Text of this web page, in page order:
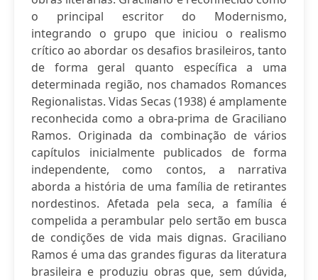
o principal escritor do Modernismo,
integrando o grupo que iniciou o realismo
crítico ao abordar os desafios brasileiros, tanto
de forma geral quanto específica a uma
determinada região, nos chamados Romances
Regionalistas. Vidas Secas (1938) é amplamente
reconhecida como a obra-prima de Graciliano
Ramos. Originada da combinação de vários
capítulos inicialmente publicados de forma
independente, como contos, a narrativa
aborda a história de uma família de retirantes
nordestinos. Afetada pela seca, a família é
compelida a perambular pelo sertão em busca
de condições de vida mais dignas. Graciliano
Ramos é uma das grandes figuras da literatura
brasileira e produziu obras que, sem dúvida,